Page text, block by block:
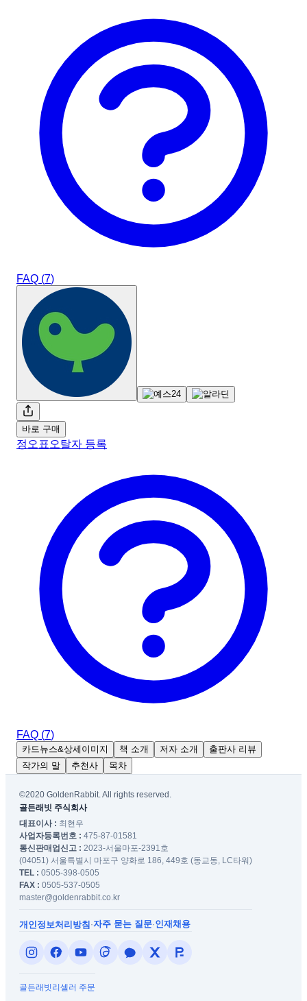
FAQ (7)
바로 구매
정오표 오탈자 등록
FAQ (7)
카드뉴스&상세이미지 책 소개 저자 소개
출판사 리뷰
작가의 말
추천사 목차
©2020 GoldenRabbit. All rights reserved.
골든래빗 주식회사
대표이사 : 최현우
사업자등록번호 : 475-87-01581
통신판매업신고 : 2023-서울마포-2391호
(04051) 서울특별시 마포구 양화로 186, 449호 (동교동, LC타워)
TEL : 0505-398-0505
FAX : 0505-537-0505
master@goldenrabbit.co.kr
개인정보처리방침 ·자주 묻는 질문·인재채용
골든래빗리셀러 주문